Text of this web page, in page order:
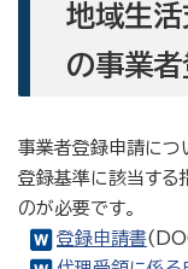
地域生活
の事業
事業者登録申請につ
登録基準に該当する
のが必要です。
登録申請書